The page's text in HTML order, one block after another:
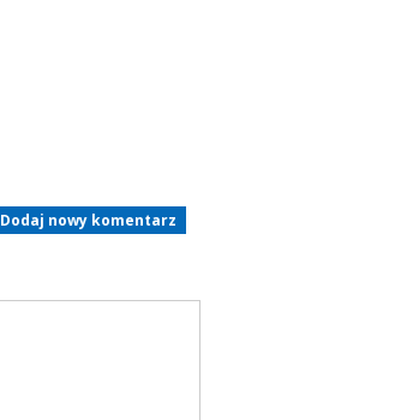
Dodaj nowy komentarz